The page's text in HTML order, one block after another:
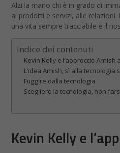
Alzi la mano chi è in grado di
ai prodotti e servizi, alle
una vita sempre tracciabile e il
Indice dei contenuti
Kevin Kelly e l’approccio Amish
L’idea Amish, sì alla
Fuggire dalla tecnologia
Scegliere la tecnologia, non
Kevin Kelly e